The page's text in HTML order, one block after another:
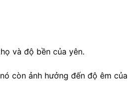
và độ bền của yên.
còn ảnh hưởng đến độ êm của